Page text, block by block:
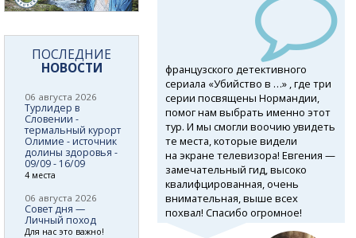
французского детективного
сериала «Убийство в …» , где три
серии посвящены Нормандии,
помог нам выбрать именно этот
тур. И мы смогли воочию увидеть
те места, которые видели
на экране телевизора! Евгения —
замечательный гид, высоко
квалифцированная, очень
внимательная, выше всех
похвал! Спасибо огромное!
ПОСЛЕДНИЕ
НОВОСТИ
06 августа 2026
Турлидер в
Словении -
термальный курорт
Олимие - источник
долины здоровья -
09/09 - 16/09
4 места
06 августа 2026
Совет дня —
Личный поход
Для нас это важно!